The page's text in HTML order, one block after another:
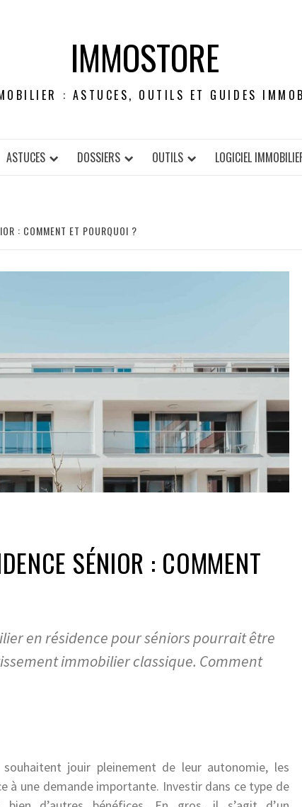
IMMOSTORE
: ASTUCES, OUTILS ET GUIDES
ASTUCES DOSSIERS OUTILS LOGICIEL
: COMMENT ET POURQUOI ?
SÉNIOR : COMMENT
en résidence pour séniors pourrait être
immobilier classique. Comment
jouir pleinement de leur autonomie, les
à une demande importante. Investir dans ce type de